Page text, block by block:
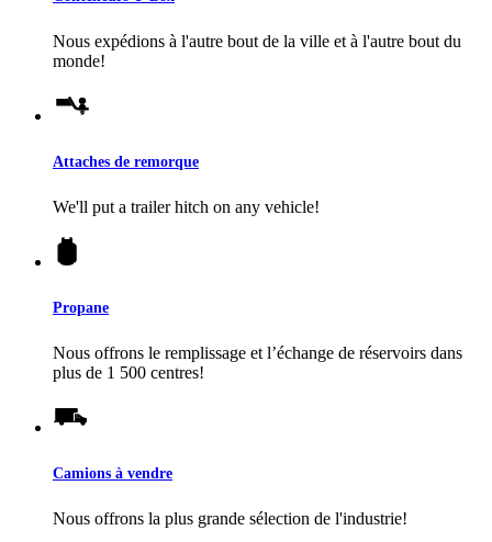
Nous expédions à l'autre bout de la ville et à l'autre bout du
monde!
Attaches de remorque
We'll put a trailer hitch on any vehicle!
Propane
Nous offrons le remplissage et l’échange de réservoirs dans
plus de 1 500 centres!
Camions à vendre
Nous offrons la plus grande sélection de l'industrie!